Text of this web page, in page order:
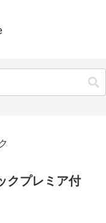
クプレミア付